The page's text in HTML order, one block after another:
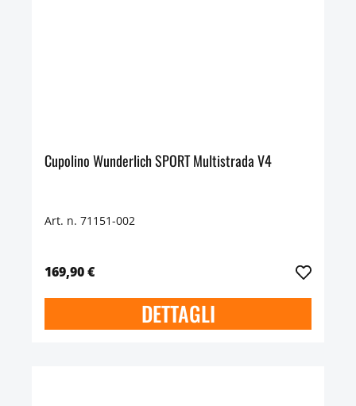
Cupolino Wunderlich SPORT Multistrada V4
Art. n. 71151-002
169,90 €
DETTAGLI